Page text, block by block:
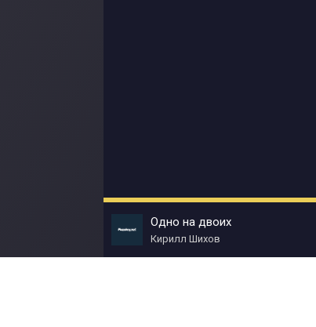
Одно на двоих
Кирилл Шихов